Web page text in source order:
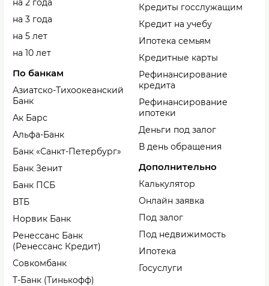
на 2 года
на 3 года
на 5 лет
на 10 лет
По банкам
Азиатско-Тихоокеанский
Банк
Ак Барс
Альфа-Банк
Банк «Санкт-Петербург»
Банк Зенит
Банк ПСБ
ВТБ
Норвик Банк
Ренессанс Банк
(Ренессанс Кредит)
Совкомбанк
Т-Банк (Тинькофф)
Кредиты госслужащим
Кредит на учебу
Ипотека семьям
Кредитные карты
Рефинансирование
кредита
Рефинансирование
ипотеки
Деньги под залог
В день обращения
Дополнительно
Калькулятор
Онлайн заявка
Под залог
Под недвижимость
Ипотека
Госуслуги